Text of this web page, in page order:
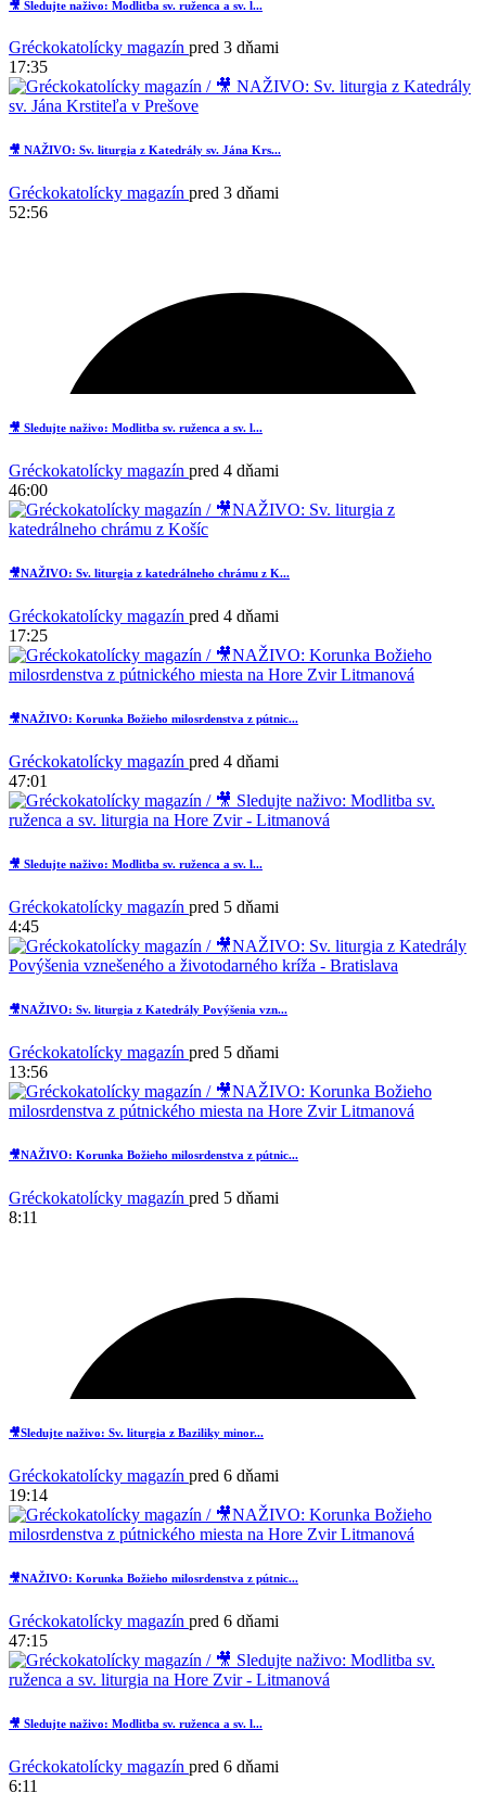
🎥 Sledujte naživo: Modlitba sv. ruženca a sv. l...
Gréckokatolícky magazín pred 3 dňami
17:35
🎥 NAŽIVO: Sv. liturgia z Katedrály sv. Jána Krs...
Gréckokatolícky magazín pred 3 dňami
52:56
🎥 Sledujte naživo: Modlitba sv. ruženca a sv. l...
Gréckokatolícky magazín pred 4 dňami
46:00
🎥NAŽIVO: Sv. liturgia z katedrálneho chrámu z K...
Gréckokatolícky magazín pred 4 dňami
17:25
🎥NAŽIVO: Korunka Božieho milosrdenstva z pútnic...
Gréckokatolícky magazín pred 4 dňami
47:01
🎥 Sledujte naživo: Modlitba sv. ruženca a sv. l...
Gréckokatolícky magazín pred 5 dňami
4:45
🎥NAŽIVO: Sv. liturgia z Katedrály Povýšenia vzn...
Gréckokatolícky magazín pred 5 dňami
13:56
🎥NAŽIVO: Korunka Božieho milosrdenstva z pútnic...
Gréckokatolícky magazín pred 5 dňami
8:11
🎥Sledujte naživo: Sv. liturgia z Baziliky minor...
Gréckokatolícky magazín pred 6 dňami
19:14
🎥NAŽIVO: Korunka Božieho milosrdenstva z pútnic...
Gréckokatolícky magazín pred 6 dňami
47:15
🎥 Sledujte naživo: Modlitba sv. ruženca a sv. l...
Gréckokatolícky magazín pred 6 dňami
6:11